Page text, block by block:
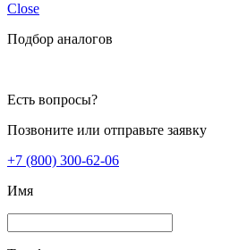
Close
Подбор аналогов
Есть вопросы?
Позвоните или отправьте заявку
+7 (800) 300-62-06
Имя